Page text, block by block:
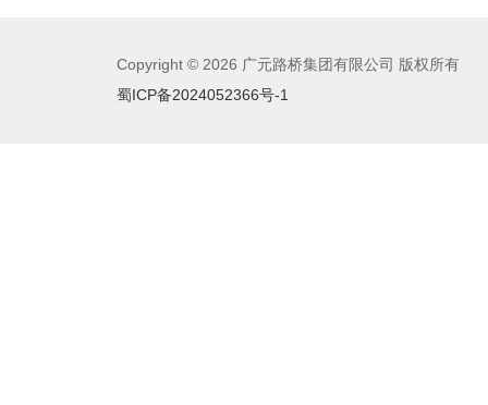
Copyright © 2026 广元路桥集团有限公司 版权所有
蜀ICP备2024052366号-1